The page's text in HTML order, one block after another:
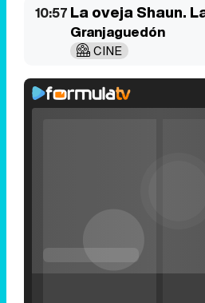
10:57 La oveja Shaun.
Granjaguedón
CINE